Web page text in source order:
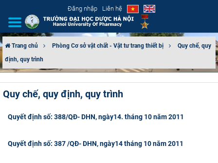
Đăng nhập Liên hệ
GIỚI THIỆU
CƠ CẤU TỔ CHỨC
TUYỂN SINH
Trang chủ Phòng Cơ sở vật chất - Vật tư trang thiết bị
Quy chế, quy
định, quy trình
Quy chế, quy định, quy trình
Quyết định số: 388/QĐ- DHN, ngày14. tháng 10 năm 2011
Quyết định số: 387 /QĐ- DHN, ngày14 tháng 10 năm 2011